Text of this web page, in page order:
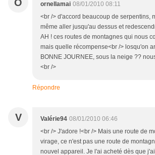
O ornellamai 08/01/2010 08:11
<br /> d'accord beaucoup de serpentins,
même aller jusqu'au dessus et
AH ! ces routes de montagnes qui nous
mais quelle récompense<br /> losqu'on
BONNE JOURNEE, sous la neige ??
<br />
Répondre
V Valérie94 08/01/2010 06:46
<br /> J'adore !<br /> Mais une route de
virage, ce n'est pas une route de
nouvel appareil. Je l'ai acheté dès que